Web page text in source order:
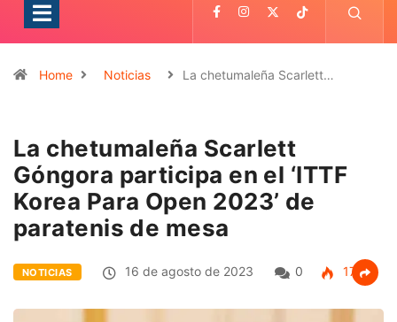
Home Noticias La chetumaleña Scarlett…
La chetumaleña Scarlett
Góngora participa en el ‘ITTF
Korea Para Open 2023’ de
paratenis de mesa
NOTICIAS 16 de agosto de 2023 0 175